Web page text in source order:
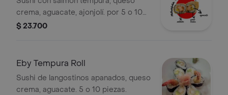
crema, aguacate, ajonjolí. por 5 o 10
piezas.(todo el rollo tempura).
$ 23.700
Eby Tempura Roll
Sushi de langostinos apanados, queso
crema, aguacate. 5 o 10 piezas.